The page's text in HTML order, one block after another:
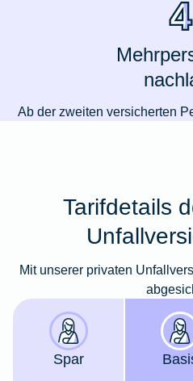
Ab der zweiten versicherten
Tarifdetails
Mit unserer privaten
Spar